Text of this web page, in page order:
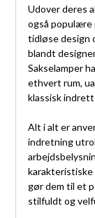
Udover deres
også populære
tidløse design
blandt
Sakselamper
ethvert rum,
klassisk
Alt i alt er
indretning
gør dem til et
stilfuldt og